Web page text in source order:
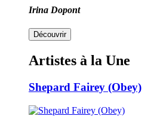
Irina Dopont
Découvrir
Artistes à la Une
Shepard Fairey (Obey)